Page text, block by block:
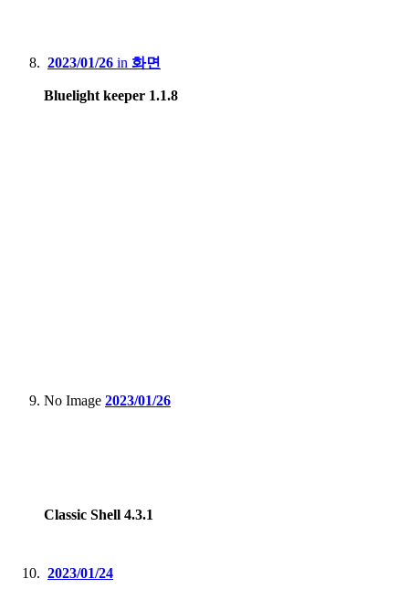
2023/01/26 in 화면
Bluelight keeper 1.1.8
No Image 2023/01/26
Classic Shell 4.3.1
2023/01/24